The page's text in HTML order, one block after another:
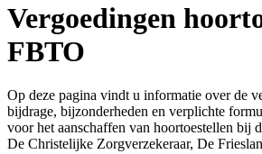
Vergoedingen
FBTO
Op deze pagina vindt u informatie over de
bijdrage, bijzonderheden en verplichte
voor het aanschaffen van hoortoestellen bij
De Christelijke Zorgverzekeraar, De